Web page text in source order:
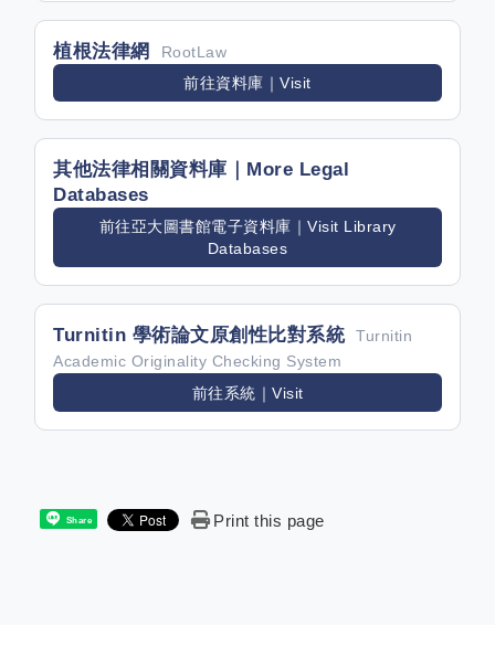
植根法律網
RootLaw
前往資料庫｜Visit
其他法律相關資料庫｜More Legal
Databases
前往亞大圖書館電子資料庫｜Visit Library
Databases
Turnitin 學術論文原創性比對系統 Turnitin
Academic Originality Checking System
前往系統｜Visit
Share Print this page